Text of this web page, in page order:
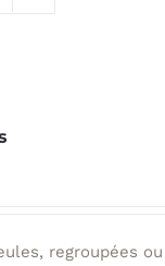
regroupées ou